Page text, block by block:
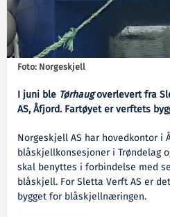
Foto: Norgeskjell
I juni ble Tørhaugoverlevert fra
AS, Åfjord. Fartøyet er verftets
Norgeskjell AS har hovedkontor i
blåskjellkonsesjoner i Trøndelag
skal benyttes i forbindelse med
blåskjell. For Sletta Verft AS er
bygget for blåskjellnæringen.